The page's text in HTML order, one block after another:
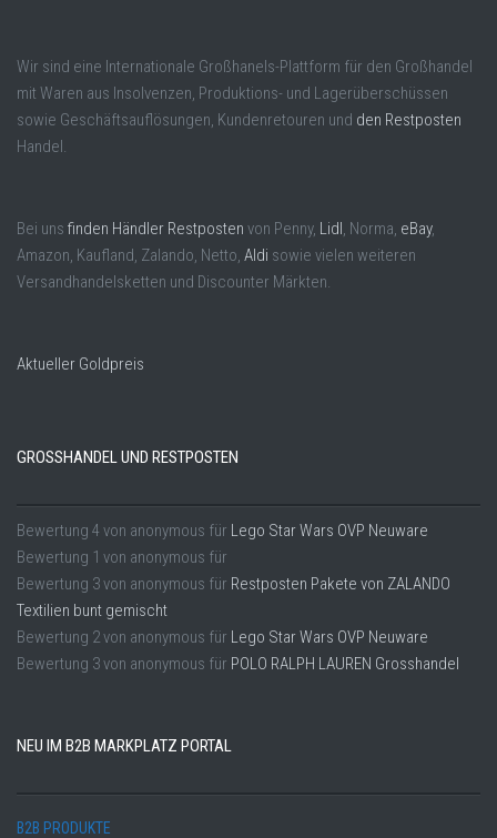
Wir sind eine Internationale Großhanels-Plattform für den Großhandel
mit Waren aus Insolvenzen, Produktions- und Lagerüberschüssen
sowie Geschäftsauflösungen, Kundenretouren und den Restposten
Handel.
Bei uns finden Händler Restposten von Penny, Lidl, Norma, eBay,
Amazon, Kaufland, Zalando, Netto, Aldi sowie vielen weiteren
Versandhandelsketten und Discounter Märkten.
Aktueller Goldpreis
GROSSHANDEL UND RESTPOSTEN
Bewertung 4 von anonymous für Lego Star Wars OVP Neuware
Bewertung 1 von anonymous für
Bewertung 3von anonymous für Restposten Pakete von ZALANDO
Textilien bunt gemischt
Bewertung 2von anonymous für Lego Star Wars OVP Neuware
Bewertung 3von anonymous für POLO RALPH LAUREN Grosshandel
NEU IM B2B MARKPLATZ PORTAL
B2B PRODUKTE